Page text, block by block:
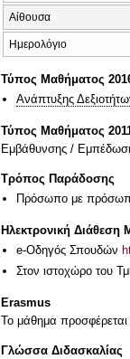
Αίθουσα
Ημερολόγιο
Τύπος Μαθήματος
Ανάπτυξης
Τύπος Μαθήματος
Εμβάθυνσης /
Τρόπος Παράδοσης
Πρόσωπο με
Ηλεκτρονική Διάθεση
e-Οδηγός Σπουδών
Στον ιστοχώρο του
Erasmus
Το μάθημα
Γλώσσα Διδασκαλίας